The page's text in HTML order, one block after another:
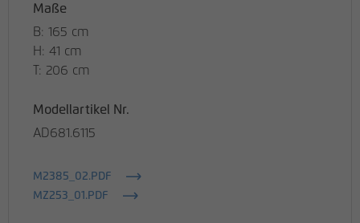
Maße
B: 165 cm
H: 41 cm
T: 206 cm
Modellartikel Nr.
AD681.6115
M2385_02.PDF
MZ253_01.PDF